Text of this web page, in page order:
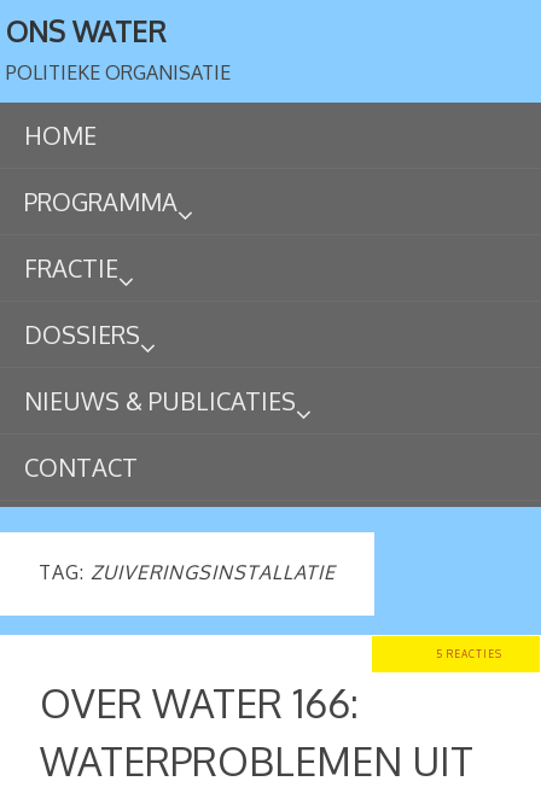
ONS WATER
POLITIEKE ORGANISATIE
HOME
PROGRAMMA
FRACTIE
DOSSIERS
NIEUWS & PUBLICATIES
CONTACT
TAG: ZUIVERINGSINSTALLATIE
5 REACTIES
OVER WATER 166:
WATERPROBLEMEN UIT